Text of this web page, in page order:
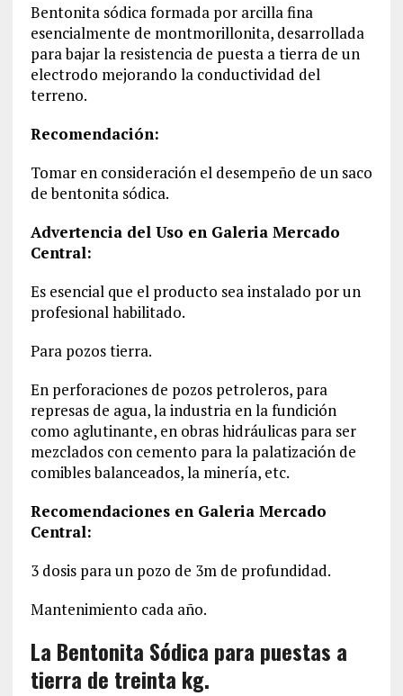
Bentonita sódica formada por arcilla fina
esencialmente de montmorillonita, desarrollada
para bajar la resistencia de puesta a tierra de un
electrodo mejorando la conductividad del
terreno.
Recomendación:
Tomar en consideración el desempeño de un saco
de bentonita sódica.
Advertencia del Uso en Galeria Mercado
Central:
Es esencial que el producto sea instalado por un
profesional habilitado.
Para pozos tierra.
En perforaciones de pozos petroleros, para
represas de agua, la industria en la fundición
como aglutinante, en obras hidráulicas para ser
mezclados con cemento para la palatización de
comibles balanceados, la minería, etc.
Recomendaciones en Galeria Mercado
Central:
3 dosis para un pozo de 3m de profundidad.
Mantenimiento cada año.
La Bentonita Sódica para puestas a
tierra de treinta kg.